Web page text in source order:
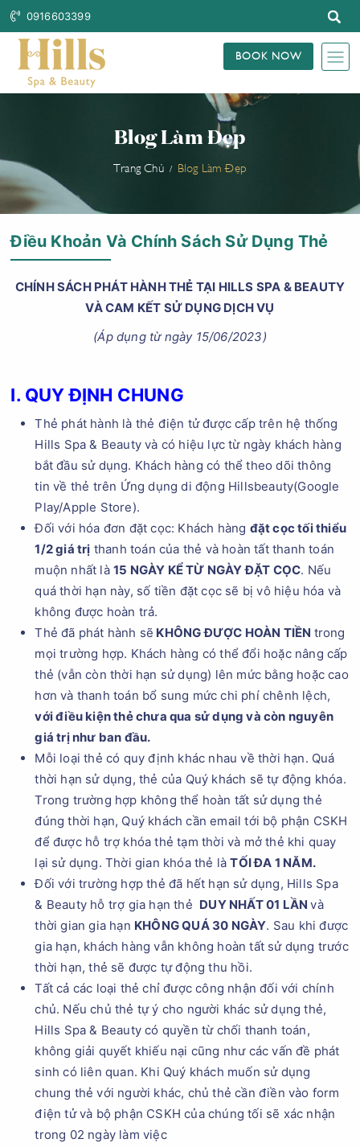
0916603399
BOOK NOW
Blog Làm Đẹp
Trang Chủ Blog Làm Đẹp
Điều Khoản Và Chính Sách Sử Dụng Thẻ
CHÍNH SÁCH PHÁT HÀNH THẺ TẠI HILLS SPA & BEAUTY
VÀ CAM KẾT SỬ DỤNG DỊCH VỤ
(Áp dụng từ ngày 15/06/2023)
I. QUY ĐỊNH CHUNG
Thẻ phát hành là thẻ điện tử được cấp trên hệ thống
Hills Spa & Beauty và có hiệu lực từ ngày khách hàng
bắt đầu sử dụng. Khách hàng có thể theo dõi thông
tin về thẻ trên Ứng dụng di động Hillsbeauty(Google
Play/Apple Store).
Đối với hóa đơn đặt cọc: Khách hàng đặt cọc tối thiểu
1/2 giá trị thanh toán của thẻ và hoàn tất thanh toán
muộn nhất là15 NGÀY KỂ TỪ NGÀY ĐẶT CỌC. Nếu
quá thời hạn này, số tiền đặt cọc sẽ bị vô hiệu hóa và
không được hoàn trả.
Thẻ đã phát hành sẽ KHÔNG ĐƯỢC HOÀN TIỀN trong
mọi trường hợp. Khách hàng có thể đổi hoặc nâng cấp
thẻ (vẫn còn thời hạn sử dụng) lên mức bằng hoặc cao
hơn và thanh toán bổ sung mức chi phí chênh lệch,
với điều kiện thẻ chưa qua sử dụng và còn nguyên
giá trị như ban đầu.
Mỗi loại thẻ có quy định khác nhau về thời hạn. Quá
thời hạn sử dụng, thẻ của Quý khách sẽ tự động khóa.
Trong trường hợp không thể hoàn tất sử dụng thẻ
đúng thời hạn, Quý khách cần email tới bộ phận CSKH
để được hỗ trợ khóa thẻ tạm thời và mở thẻ khi quay
lại sử dụng. Thời gian khóa thẻ làTỐI ĐA 1 NĂM.
Đối với trường hợp thẻ đã hết hạn sử dụng, Hills Spa
& Beauty hỗ trợ gia hạn thẻ DUY NHẤT01 LẦNvà
thời gian gia hạn KHÔNG QUÁ 30 NGÀY. Sau khi được
gia hạn, khách hàng vẫn không hoàn tất sử dụng trước
thời hạn, thẻ sẽ được tự động thu hồi.
Tất cả các loại thẻ chỉ được công nhận đối với chính
chủ. Nếu chủ thẻ tự ý cho người khác sử dụng thẻ,
Hills Spa & Beauty có quyền từ chối thanh toán,
không giải quyết khiếu nại cũng như các vấn đề phát
sinh có liên quan. Khi Quý khách muốn sử dụng
chung thẻ với người khác, chủ thẻ cần điền vào form
điện tử và bộ phận CSKH của chúng tối sẽ xác nhận
trong 02 ngày làm việc